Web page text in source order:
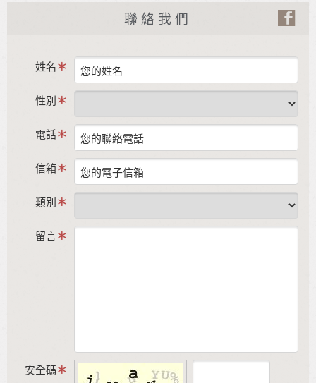
聯絡我們
姓名
性別
電話
信箱
類別
留言
安全碼